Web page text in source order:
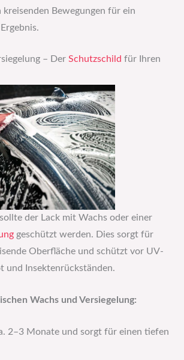
kreisenden Bewegungen für ein
– Der Schutzschild für Ihren
sollte der Lack mit Wachs oder einer
geschützt werden. Dies sorgt für
Oberfläche und schützt vor UV-
und Insektenrückständen.
Wachs und Versiegelung:
2–3 Monate und sorgt für einen tiefen